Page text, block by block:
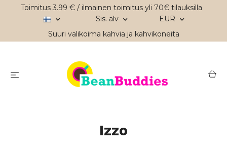
Toimitus 3.99 € / ilmainen toimitus yli 70€ tilauksilla
Sis. alv
EUR
Suuri valikoima kahvia ja kahvikoneita
Izzo